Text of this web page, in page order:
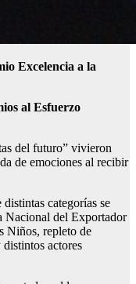
Excelencia a la
al Esfuerzo
del futuro” vivieron
de emociones al recibir
categorías se
Nacional del Exportador
Niños, repleto de
distintos actores